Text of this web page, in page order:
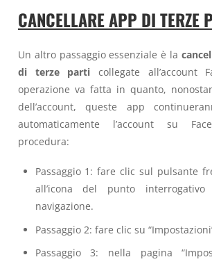
CANCELLARE APP DI TERZE
Un altro passaggio essenziale è la
di terze parti collegate all’account
operazione va fatta in quanto,
dell’account, queste app
automaticamente l’account su
procedura:
Passaggio 1: fare clic sul pulsante
all’icona del punto
navigazione.
Passaggio 2: fare clic su
Passaggio 3: nella pagina